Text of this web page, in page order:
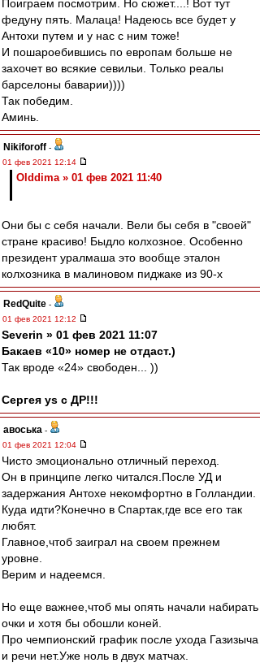
Поиграем посмотрим. Но сюжет....! Вот тут
федуну пять. Малаца! Надеюсь все будет у
Антохи путем и у нас с ним тоже!
И пошароебившись по европам больше не
захочет во всякие севильи. Только реалы
барселоны баварии))))
Так победим.
Аминь.
Nikiforoff -
01 фев 2021 12:14
Olddima » 01 фев 2021 11:40
Они бы с себя начали. Вели бы себя в "своей"
стране красиво! Быдло колхозное. Особенно
президент уралмаша это вообще эталон
колхозника в малиновом пиджаке из 90-х
RedQuite -
01 фев 2021 12:12
Severin » 01 фев 2021 11:07
Бакаев «10» номер не отдаст.)
Так вроде «24» свободен... ))
Сергея ys с ДР!!!
авоська -
01 фев 2021 12:04
Чисто эмоционально отличный переход.
Он в принципе легко читался.После УД и
задержания Антохе некомфортно в Голландии.
Куда идти?Конечно в Спартак,где все его так
любят.
Главное,чтоб заиграл на своем прежнем
уровне.
Верим и надеемся.
Но еще важнее,чтоб мы опять начали набирать
очки и хотя бы обошли коней.
Про чемпионский график после ухода Газизыча
и речи нет.Уже ноль в двух матчах.